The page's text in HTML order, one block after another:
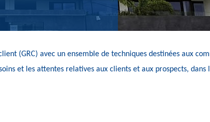
(GRC) avec un ensemble de techniques destinées aux
et les attentes relatives aux clients et aux prospects, dans